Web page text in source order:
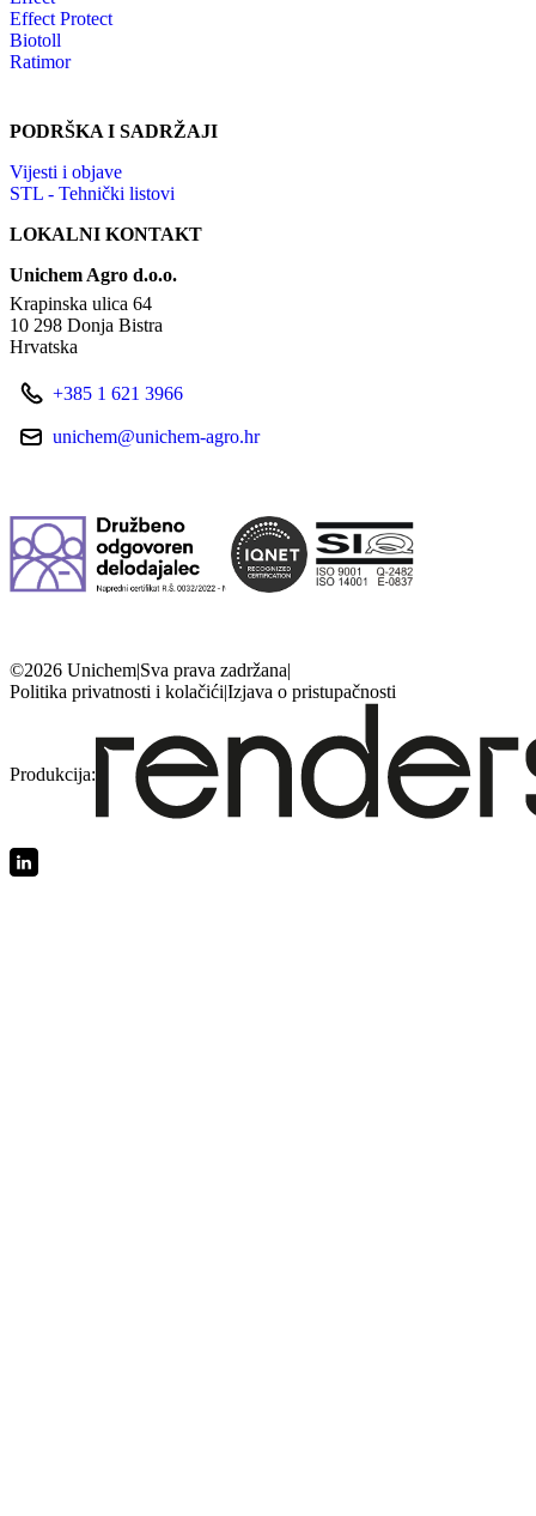
Effect Protect
Biotoll
Ratimor
PODRŠKA I SADRŽAJI
Vijesti i objave
STL - Tehnički listovi
LOKALNI KONTAKT
Unichem Agro d.o.o.
Krapinska ulica 64
10 298 Donja Bistra
Hrvatska
+385 1 621 3966
unichem@unichem-agro.hr
©2026 Unichem|Sva prava zadržana|
Politika privatnosti i kolačići|Izjava o pristupačnosti
Produkcija: